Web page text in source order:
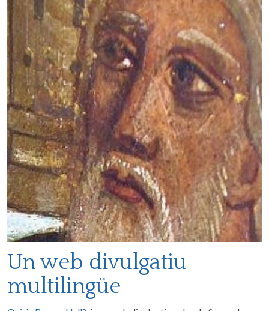
Un web divulgatiu
multilingüe